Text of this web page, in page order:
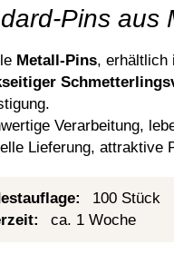
Pins aus
Metall-Pins, erhältlich
Verarbeitung,
Lieferung, attraktive
100 Stück
ca. 1 Woche